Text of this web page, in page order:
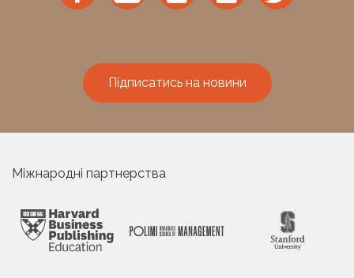
Підписатись на новини
Міжнародні партнерства